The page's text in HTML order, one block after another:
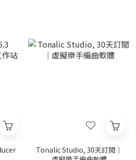
Tonalic Studio, 30天訂閱｜